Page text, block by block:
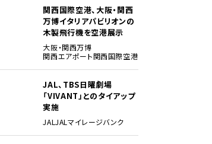
関西国際空港、大阪・関西
万博イタリアパビリオンの
木製飛行機を空港展示
大阪・関西万博
関西エアポート関西国際空港
JAL、TBS日曜劇場
「VIVANT」とのタイアップ
実施
JALJALマイレージバンク